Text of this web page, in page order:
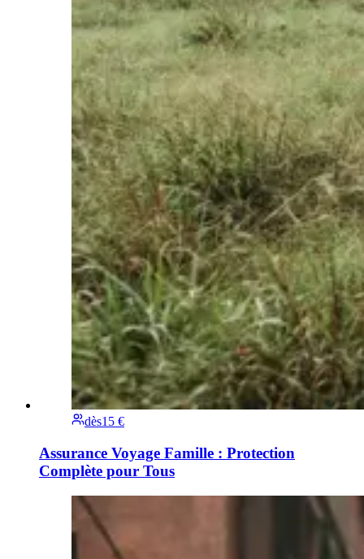
dès15 €
Assurance Voyage Famille : Protection
Complète pour Tous